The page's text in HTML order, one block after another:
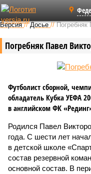
Версия //Досье //Погребняк
Погребняк Павел
Футболист сборной,
обладатель Кубка УЕФА
в английском ФК
Родился Павел
года. С шести лет
в детской школе
состав резервной
основной состав. В